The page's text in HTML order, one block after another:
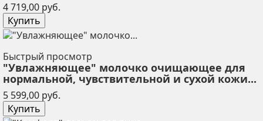
4 719,00 руб.
Купить
Быстрый просмотр
"Увлажняющее" молочко очищающее для
нормальной, чувствительной и сухой кожи...
5 599,00 руб.
Купить